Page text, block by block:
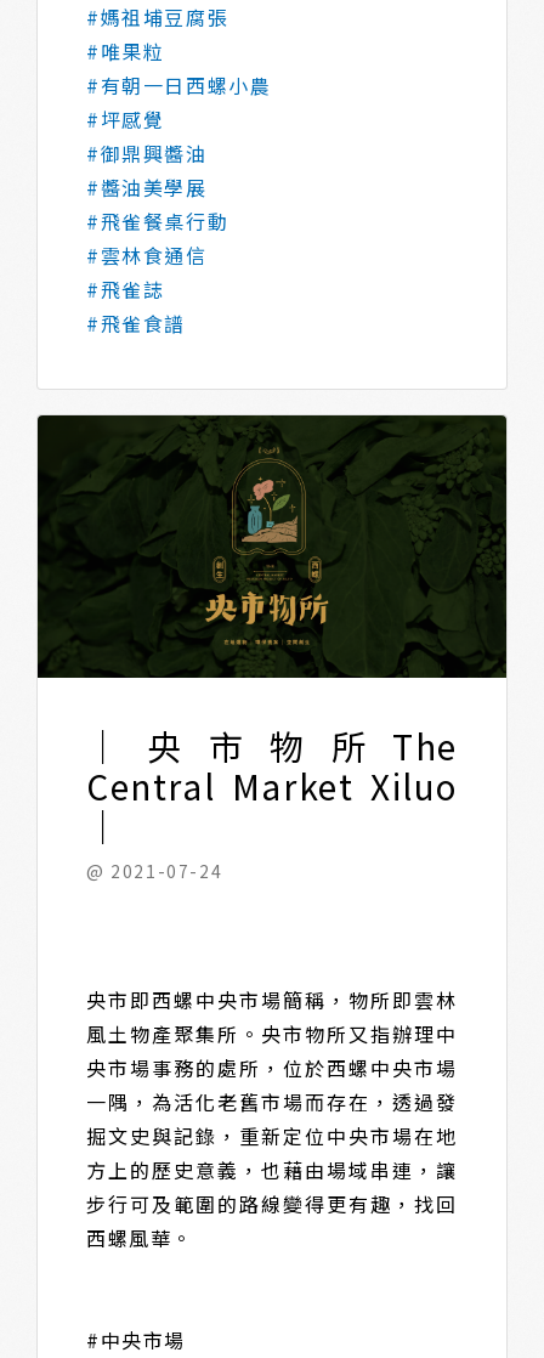
#媽祖埔豆腐張
#唯果粒
#有朝一日西螺小農
#坪感覺
#御鼎興醬油
#醬油美學展
#飛雀餐桌行動
#雲林食通信
#飛雀誌
#飛雀食譜
｜央市物所The
Central Market Xiluo
｜
@ 2021-07-24
央市即西螺中央市場簡稱，物所即雲林
風土物產聚集所。央市物所又指辦理中
央市場事務的處所，位於西螺中央市場
一隅，為活化老舊市場而存在，透過發
掘文史與記錄，重新定位中央市場在地
方上的歷史意義，也藉由場域串連，讓
步行可及範圍的路線變得更有趣，找回
西螺風華。
#中央市場